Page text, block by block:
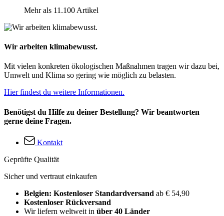
Mehr als 11.100 Artikel
Wir arbeiten klimabewusst.
Mit vielen konkreten ökologischen Maßnahmen tragen wir dazu bei,
Umwelt und Klima so gering wie möglich zu belasten.
Hier findest du weitere Informationen.
Benötigst du Hilfe zu deiner Bestellung? Wir beantworten
gerne deine Fragen.
Kontakt
Geprüfte Qualität
Sicher und vertraut einkaufen
Belgien: Kostenloser Standardversand ab € 54,90
Kostenloser Rückversand
Wir liefern weltweit in über 40 Länder